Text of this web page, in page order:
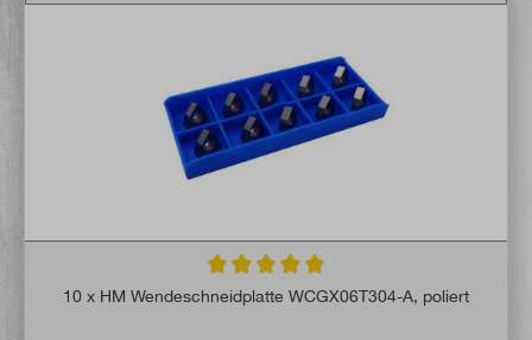
Durchschnittliche Bewertung von 5 von 5
10 x HM Wendeschneidplatte WCGX06T304-A, poliert